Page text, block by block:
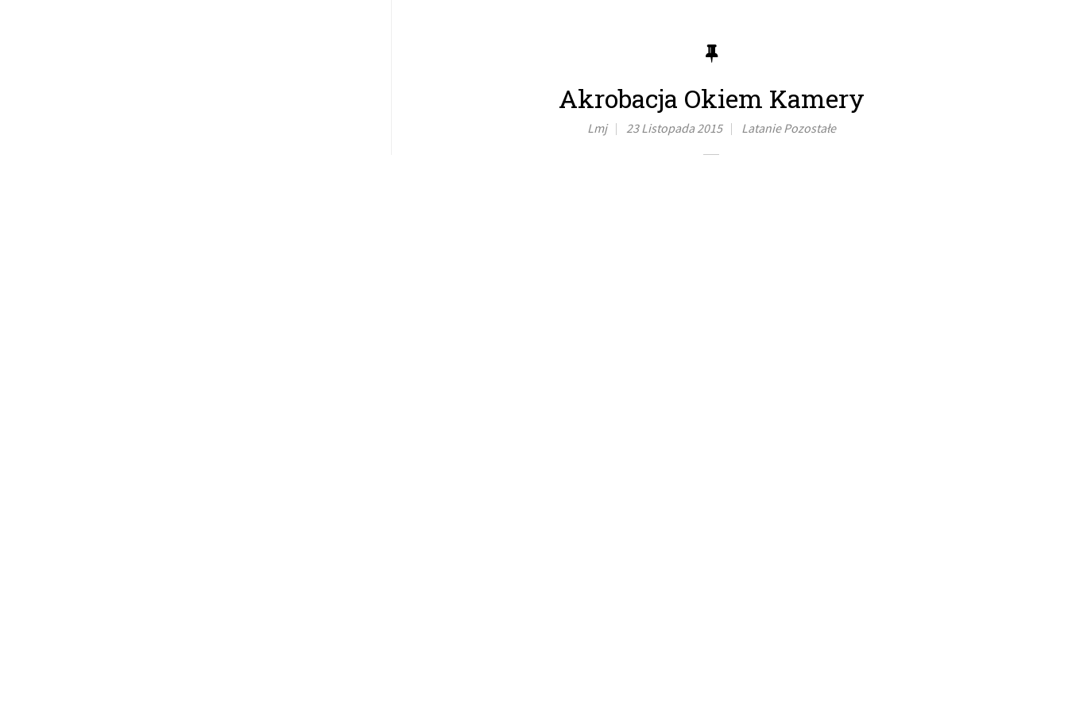
Akrobacja Okiem Kamery
Lmj 23 Listopada 2015 Latanie Pozostałe